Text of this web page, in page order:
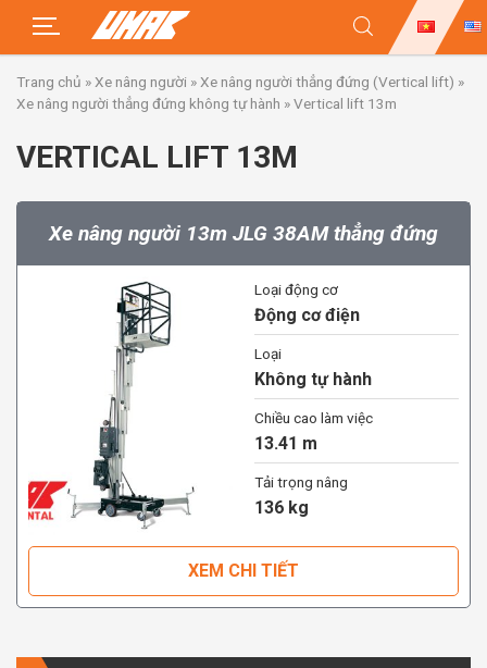
Trang chủ »Xe nâng người »Xe nâng người thẳng đứng (Vertical lift) »
Xe nâng người thẳng đứng không tự hành »Vertical lift 13m
VERTICAL LIFT 13M
Xe nâng người 13m JLG 38AM thẳng đứng
Loại động cơ
Động cơ điện
Loại
Không tự hành
Chiều cao làm việc
13.41 m
Tải trọng nâng
136 kg
XEM CHI TIẾT